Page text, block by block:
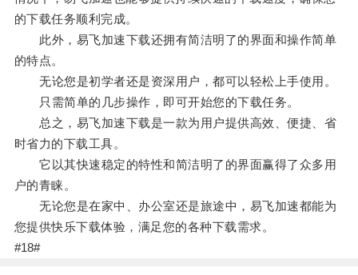
的下载任务顺利完成。
此外，易飞加速下载还拥有简洁明了的界面和操作简单
的特点。
无论您是初学者还是资深用户，都可以轻松上手使用。
只需简单的几步操作，即可开始您的下载任务。
总之，易飞加速下载是一款为用户提供高效、便捷、省
时省力的下载工具。
它以其快速稳定的特性和简洁明了的界面赢得了众多用
户的青睐。
无论您是在家中、办公室还是旅途中，易飞加速都能为
您提供快乐下载体验，满足您的各种下载需求。
#18#